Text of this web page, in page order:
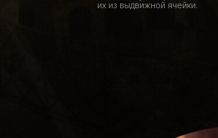
их из выдвижной ячейки.